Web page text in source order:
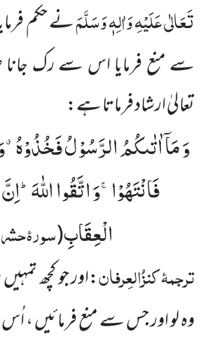
تَعَالٰی عَلَیْہِ وَاٰلِہٖ وَسَلَّمَنے حکم
سے منع فرمایا اس سے رک
تعالیٰ ارشاد فرماتا ہے:
وَ مَاۤ اٰتٰىكُمُ الرَّسُوْلُ
فَانْتَهُوْاۚ-وَ اتَّقُوا اللّٰهَؕ-
الْعِقَابِ(سورۂ
ترجمۂکنزُالعِرفان:اور جو کچھ
وہ لو اور جس سے منع فرمائیں ،